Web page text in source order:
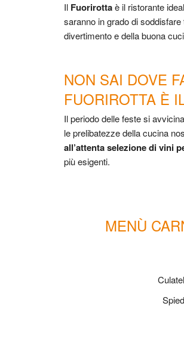
Il Fuorirottaè il ristorante
saranno in grado di
divertimento e della buona
NON SAI DOVE
FUORIROTTA È
Il periodo delle feste si
le prelibatezze della cucina
all’attenta selezione di vini
più esigenti.
MENÙ